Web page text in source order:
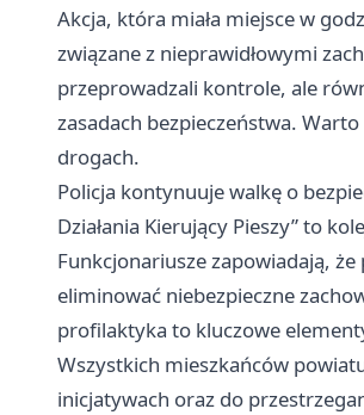
Akcja, która miała miejsce w
związane z nieprawidłowymi
przeprowadzali kontrole, ale
zasadach bezpieczeństwa.
drogach.
Policja kontynuuje walkę o
Działania Kierujący Pieszy” to
Funkcjonariusze zapowiadają,
eliminować niebezpieczne
profilaktyka to kluczowe
Wszystkich mieszkańców
inicjatywach oraz do